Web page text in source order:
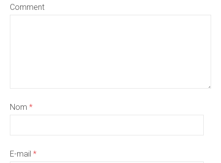
Comment
Nom *
E-mail *